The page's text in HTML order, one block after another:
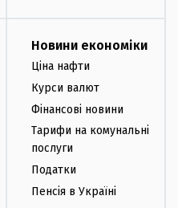
Новини економіки
Ціна нафти
Курси валют
Фінансові новини
Тарифи на комунальні
послуги
Податки
Пенсія в Україні